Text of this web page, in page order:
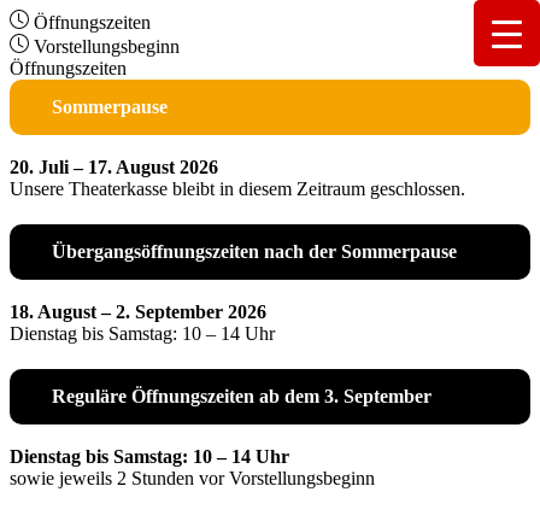
Öffnungszeiten
Vorstellungsbeginn
Öffnungszeiten
Sommerpause
20. Juli – 17. August 2026
Unsere Theaterkasse bleibt in diesem Zeitraum geschlossen.
Übergangsöffnungszeiten nach der Sommerpause
18. August – 2. September 2026
Dienstag bis Samstag: 10 – 14 Uhr
Reguläre Öffnungszeiten ab dem 3. September
Dienstag bis Samstag: 10 – 14 Uhr
sowie jeweils 2 Stunden vor Vorstellungsbeginn